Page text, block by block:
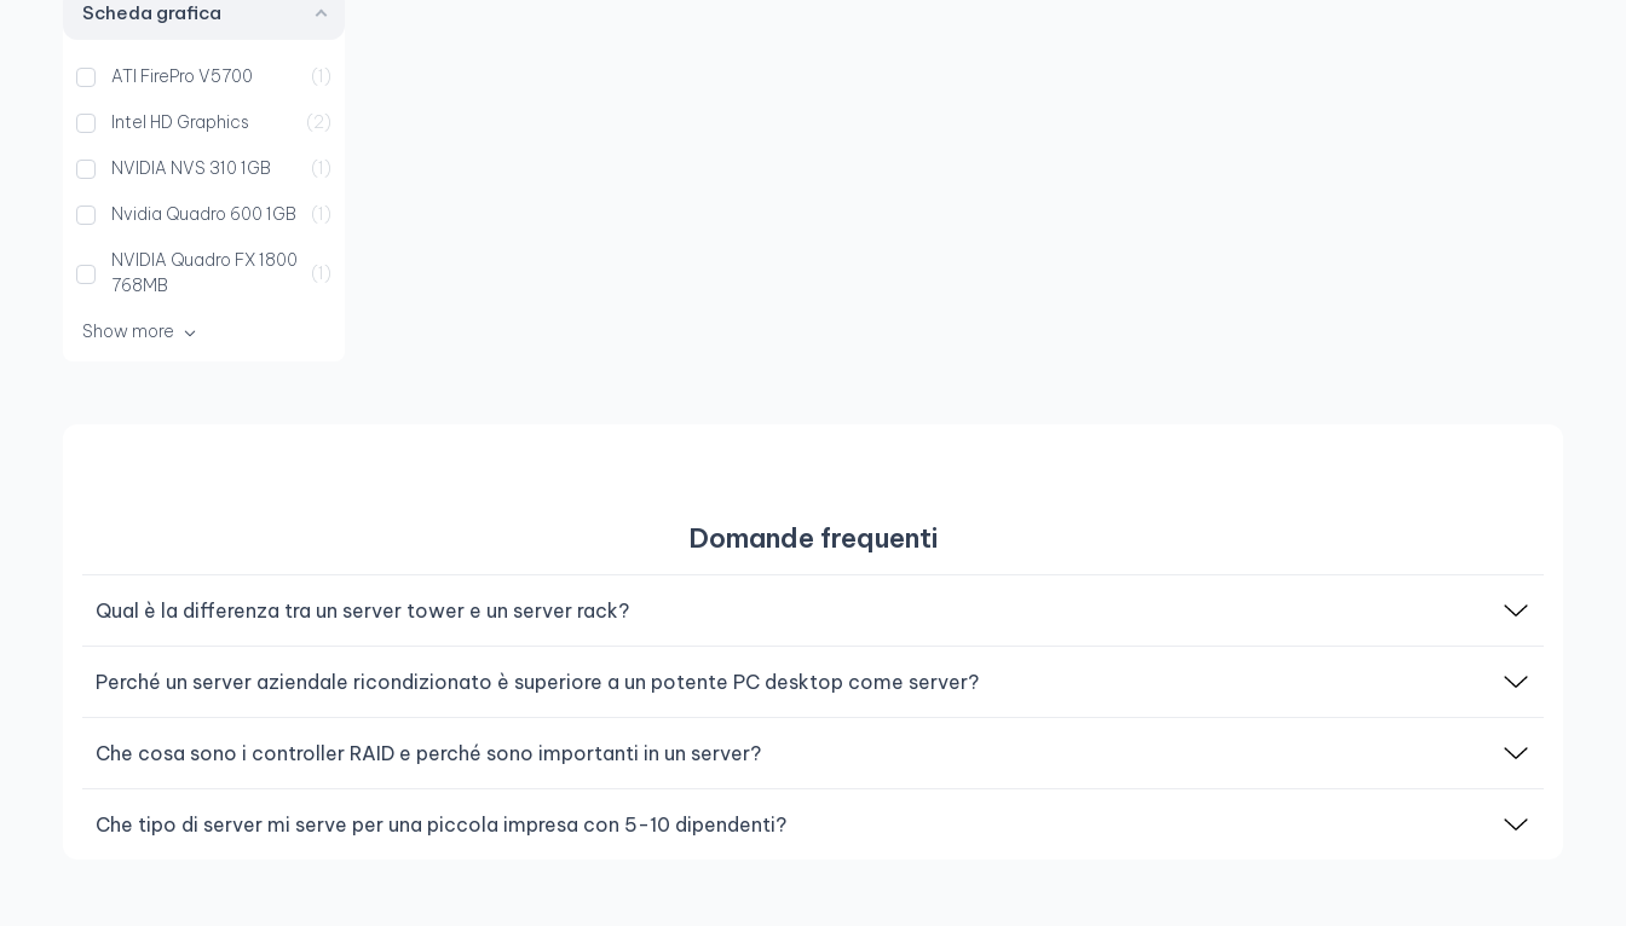
Scheda grafica
ATI FirePro V5700 1
Intel HD Graphics 2
NVIDIA NVS 310 1GB 1
Nvidia Quadro 600 1GB 1
NVIDIA Quadro FX 1800
768MB
1
Show more
Domande frequenti
Qual è la differenza tra un server tower e un server rack?
Perché un server aziendale ricondizionato è superiore a un potente PC desktop come server?
Che cosa sono i controller RAID e perché sono importanti in un server?
Che tipo di server mi serve per una piccola impresa con 5-10 dipendenti?